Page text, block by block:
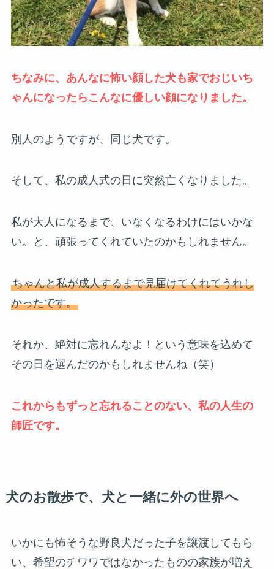
ちなみに、あんなに怖い顔した犬も家でおじいち
ゃんになったらこんなに優しい顔になりました。
別人のようですが、同じ犬です。
そして、私の成人式の日に突然亡くなりました。
私が大人になるまで、いなくなるわけにはいかな
い。と、頑張ってくれていたのかもしれません。
ちゃんと私が成人するまで見届けてくれてうれし
かったです。
それか、絶対に忘れんなよ！という意味を込めて
その日を選んだのかもしれませんね（笑）
これからもずっと忘れることのない、私の人生の
師匠です。
犬のお散歩で、犬と一緒に外の世界へ
いかにも怖そうな野良犬だった子を譲渡してもら
い、希望のチワワではなかったものの家族が増え